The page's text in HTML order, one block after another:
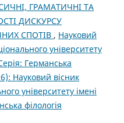
ГРАМАТИЧНІ ТА
ДИСКУРСУ
СПОТІВ , Науковий
університету
Германська
Науковий вісник
університету імені
філологія